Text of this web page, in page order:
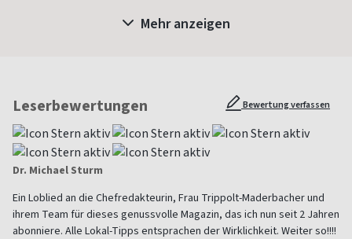
Mehr anzeigen
Leserbewertungen Bewertung verfassen
Dr. Michael Sturm
Ein Loblied an die Chefredakteurin, Frau Trippolt-Maderbacher und
ihrem Team für dieses genussvolle Magazin, das ich nun seit 2 Jahren
abonniere. Alle Lokal-Tipps entsprachen der Wirklichkeit. Weiter so!!!!